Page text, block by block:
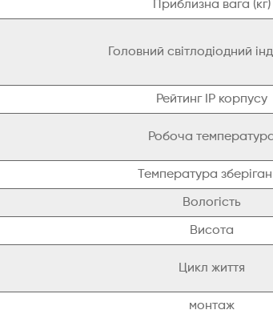
Приблизна вага (кг)
Головний світлодіодний
Рейтинг IP корпусу
Робоча
Температура
Вологість
Висота
Цикл життя
монтаж